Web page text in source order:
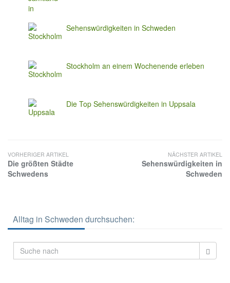
Sehenswürdigkeiten in Schweden
Stockholm an einem Wochenende erleben
Die Top Sehenswürdigkeiten in Uppsala
VORHERIGER ARTIKEL
Die größten Städte
Schwedens
NÄCHSTER ARTIKEL
Sehenswürdigkeiten in
Schweden
Alltag in Schweden durchsuchen: